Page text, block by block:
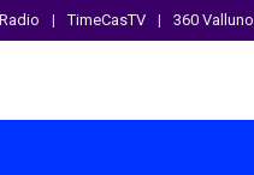
TimeCasTV 360 Valluno